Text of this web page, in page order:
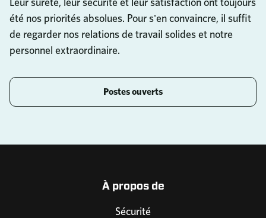
été nos priorités absolues. Pour s'en convaincre, il suffit
de regarder nos relations de travail solides et notre
personnel extraordinaire.
Postes ouverts
À propos de
Sécurité